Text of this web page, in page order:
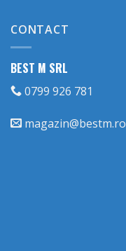
CONTACT
BEST M SRL
0799 926 781
magazin@bestm.ro